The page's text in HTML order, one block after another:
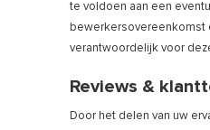
te voldoen aan een
bewerkersovereenkomst
verantwoordelijk voor
Reviews &
Door het delen van uw